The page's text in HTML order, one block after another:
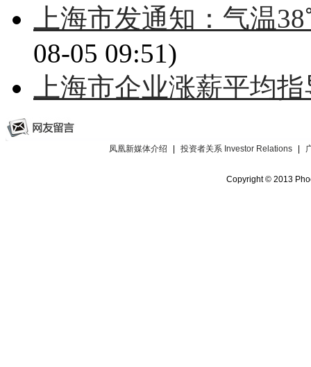
上海市发通知：气温
08-05 09:51)
上海市企业涨薪平均
凤凰新媒体介绍 | 投资者关系 Investor Relations |
Copyright © 2013